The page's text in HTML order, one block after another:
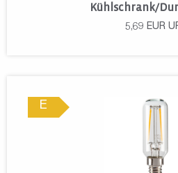
Kühlschrank/
5,69 EUR
E